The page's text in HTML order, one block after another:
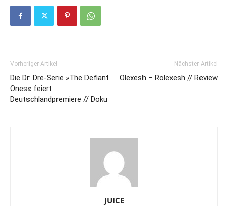
Vorheriger Artikel
Die Dr. Dre-Serie »The Defiant
Ones« feiert
Deutschlandpremiere // Doku
Nächster Artikel
Olexesh – Rolexesh // Review
JUICE